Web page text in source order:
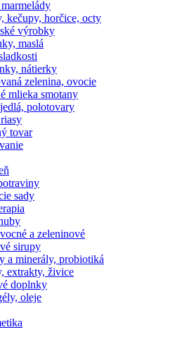
kečupy, horčice, octy
výrobky
maslá
nátierky
zelenina, ovocie
mlieka smotany
polotovary
tovar
sady
a zeleninové
sirupy
a minerály, probiotiká
extrakty, živice
doplnky
oleje